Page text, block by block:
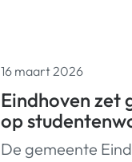
16 maart 2026
Eindhoven zet
op
De gemeente